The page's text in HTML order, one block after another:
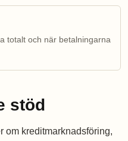
totalt och när betalningarna
stöd
om kreditmarknadsföring,